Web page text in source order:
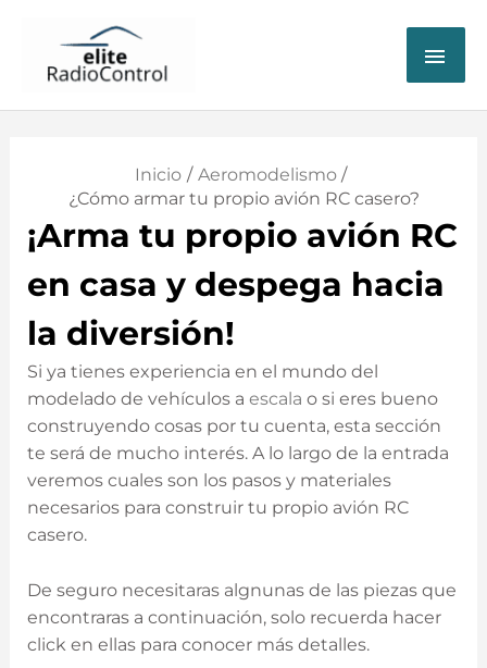
Inicio
Aeromodelismo
¿Cómo armar tu propio avión RC casero?
¡Arma tu propio avión RC
en casa y despega hacia
la diversión!
Si ya tienes experiencia en el mundo del
modelado de vehículos a escala o si eres bueno
construyendo cosas por tu cuenta, esta sección
te será de mucho interés. A lo largo de la entrada
veremos cuales son los pasos y materiales
necesarios para construir tu propio avión RC
casero.
De seguro necesitaras algnunas de las piezas que
encontraras a continuación, solo recuerda hacer
click en ellas para conocer más detalles.